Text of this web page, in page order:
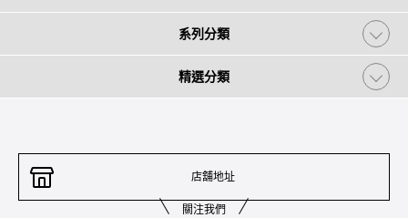
系列分類
精選分類
店舖地址
關注我們